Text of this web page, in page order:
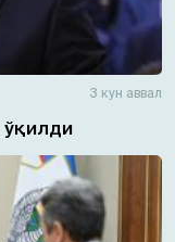
3 кун аввал